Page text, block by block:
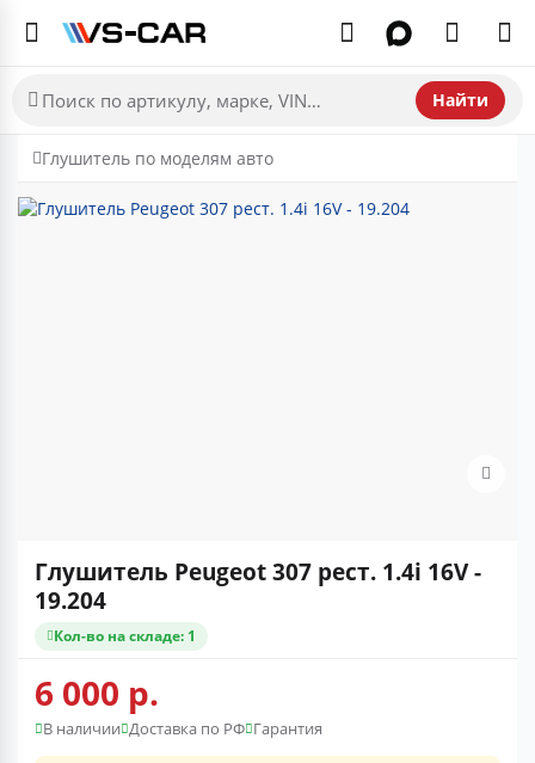
Найти
Глушитель по моделям авто
Глушитель Peugeot 307 рест. 1.4i 16V -
19.204
Кол-во на складе: 1
6 000 р.
В наличии Доставка по РФ Гарантия